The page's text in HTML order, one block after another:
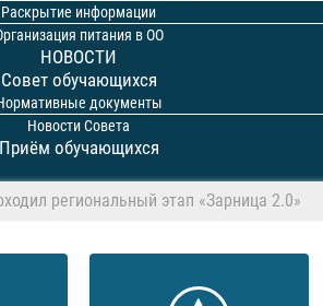
Раскрытие информации
питания в ОО
НОВОСТИ
Совет обучающихся
документы
Новости Совета
Приём обучающихся
региональный этап «Зарница 2.0»